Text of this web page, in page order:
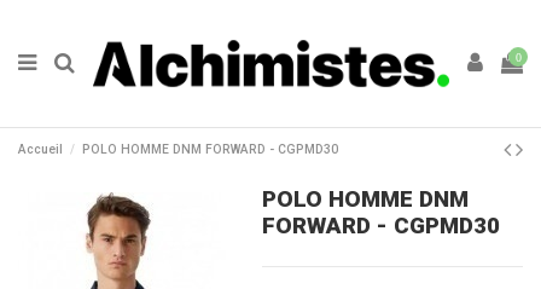
0
Accueil POLO HOMME DNM FORWARD - CGPMD30
POLO HOMME DNM
FORWARD - CGPMD30